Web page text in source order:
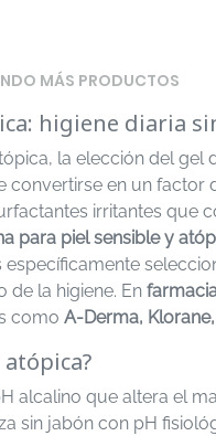
MÁS PRODUCTOS
higiene diaria
la elección del gel
en un factor
irritantes que
para piel sensible y
la higiene. En
como A-Derma,
alcalino que altera el
sin jabón con pH